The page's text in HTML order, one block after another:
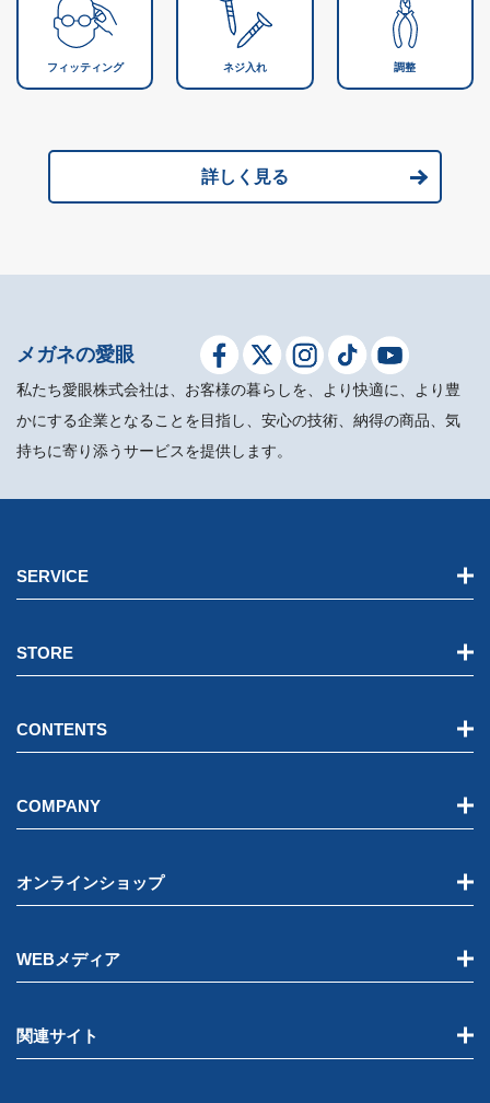
フィッティング ネジ入れ 調整
詳しく見る
メガネの愛眼
私たち愛眼株式会社は、お客様の暮らしを、より快適に、より豊
かにする企業となることを目指し、安心の技術、納得の商品、気
持ちに寄り添うサービスを提供します。
SERVICE
STORE
CONTENTS
COMPANY
オンラインショップ
WEBメディア
関連サイト